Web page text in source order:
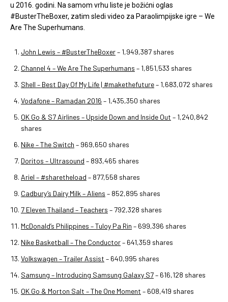
u 2016. godini. Na samom vrhu liste je božićni oglas
#BusterTheBoxer, zatim sledi video za Paraolimpijske igre – We
Are The Superhumans.
John Lewis – #BusterTheBoxer– 1,949,387 shares
Channel 4 – We Are The Superhumans – 1,851,533 shares
Shell – Best Day Of My Life | #makethefuture– 1,683,072 shares
Vodafone – Ramadan 2016 – 1,435,350 shares
OK Go & S7 Airlines – Upside Down and Inside Out – 1,240,842
shares
Nike – The Switch – 969,650 shares
Doritos – Ultrasound – 893,465 shares
Ariel – #sharetheload – 877,558 shares
Cadbury’s Dairy Milk – Aliens – 852,895 shares
7 Eleven Thailand – Teachers – 792,328 shares
McDonald’s Philippines – Tuloy Pa Rin – 699,396 shares
Nike Basketball – The Conductor– 641,359 shares
Volkswagen – Trailer Assist – 640,995 shares
Samsung – Introducing Samsung Galaxy S7– 616,128 shares
OK Go & Morton Salt – The One Moment – 608,419 shares